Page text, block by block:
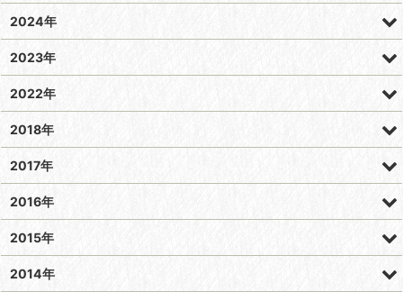
2024年
2023年
2022年
2018年
2017年
2016年
2015年
2014年